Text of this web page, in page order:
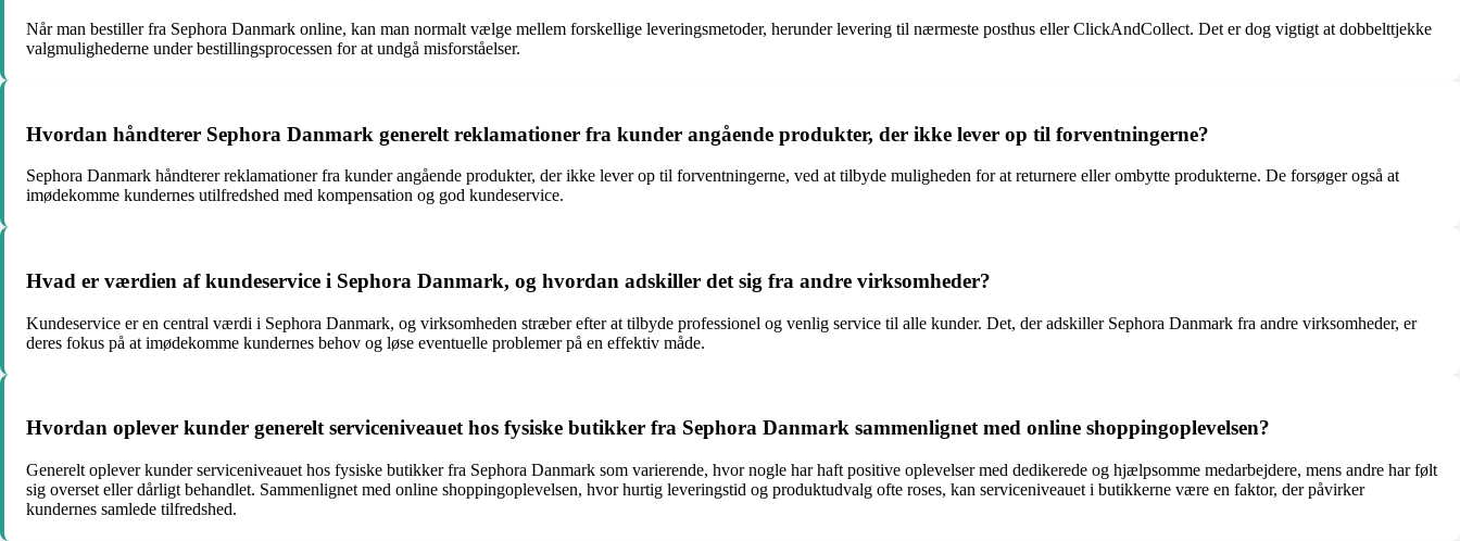
Når man bestiller fra Sephora Danmark online, kan man normalt vælge mellem forskellige leveringsmetoder, herunder levering til nærmeste posthus eller ClickAndCollect. Det er dog vigtigt at dobbelttjekke
valgmulighederne under bestillingsprocessen for at undgå misforståelser.
Hvordan håndterer Sephora Danmark generelt reklamationer fra kunder angående produkter, der ikke lever op til forventningerne?
Sephora Danmark håndterer reklamationer fra kunder angående produkter, der ikke lever op til forventningerne, ved at tilbyde muligheden for at returnere eller ombytte produkterne. De forsøger også at
imødekomme kundernes utilfredshed med kompensation og god kundeservice.
Hvad er værdien af kundeservice i Sephora Danmark, og hvordan adskiller det sig fra andre virksomheder?
Kundeservice er en central værdi i Sephora Danmark, og virksomheden stræber efter at tilbyde professionel og venlig service til alle kunder. Det, der adskiller Sephora Danmark fra andre virksomheder, er
deres fokus på at imødekomme kundernes behov og løse eventuelle problemer på en effektiv måde.
Hvordan oplever kunder generelt serviceniveauet hos fysiske butikker fra Sephora Danmark sammenlignet med online shoppingoplevelsen?
Generelt oplever kunder serviceniveauet hos fysiske butikker fra Sephora Danmark som varierende, hvor nogle har haft positive oplevelser med dedikerede og hjælpsomme medarbejdere, mens andre har følt
sig overset eller dårligt behandlet. Sammenlignet med online shoppingoplevelsen, hvor hurtig leveringstid og produktudvalg ofte roses, kan serviceniveauet i butikkerne være en faktor, der påvirker
kundernes samlede tilfredshed.